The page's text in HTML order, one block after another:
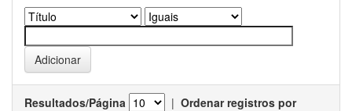
Resultados/Página | Ordenar registros por